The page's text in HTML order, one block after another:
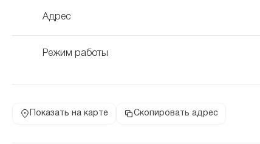
Адрес
Режим работы
Показать на карте Скопировать адрес